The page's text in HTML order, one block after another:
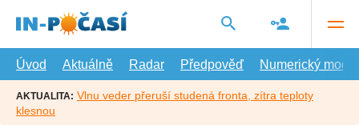
hlavní
Úvod
Aktuálně Radar Předpověď Numerický model
AKTUALITA: Vlnu veder přeruší studená fronta, zítra teploty
klesnou